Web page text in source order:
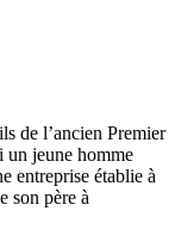
de l’ancien Premier
un jeune homme
entreprise établie à
son père à